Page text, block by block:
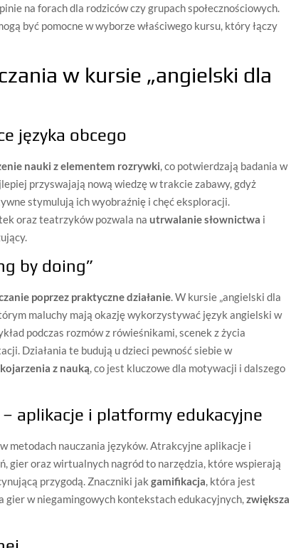
na forach dla rodziców czy grupach społecznościowych.
być pomocne w wyborze właściwego kursu, który łączy
w kursie „angielski dla
języka obcego
nauki z elementem rozrywki, co potwierdzają badania w
przyswajają nową wiedzę w trakcie zabawy, gdyż
stymulują ich wyobraźnię i chęć eksploracji.
oraz teatrzyków pozwala nautrwalanie słownictwa i
by doing”
poprzez praktyczne działanie. W kursie „angielski dla
maluchy mają okazję wykorzystywać język angielski w
podczas rozmów z rówieśnikami, scenek z życia
Działania te budują u dzieci pewność siebie w
z nauką, co jest kluczowe dla motywacji i dalszego
aplikacje i platformy edukacyjne
metodach nauczania języków. Atrakcyjne aplikacje i
gier oraz wirtualnych nagród to narzędzia, które wspierają
przygodą. Znaczniki jakgamifikacja, która jest
w niegamingowych kontekstach edukacyjnych,zwiększa